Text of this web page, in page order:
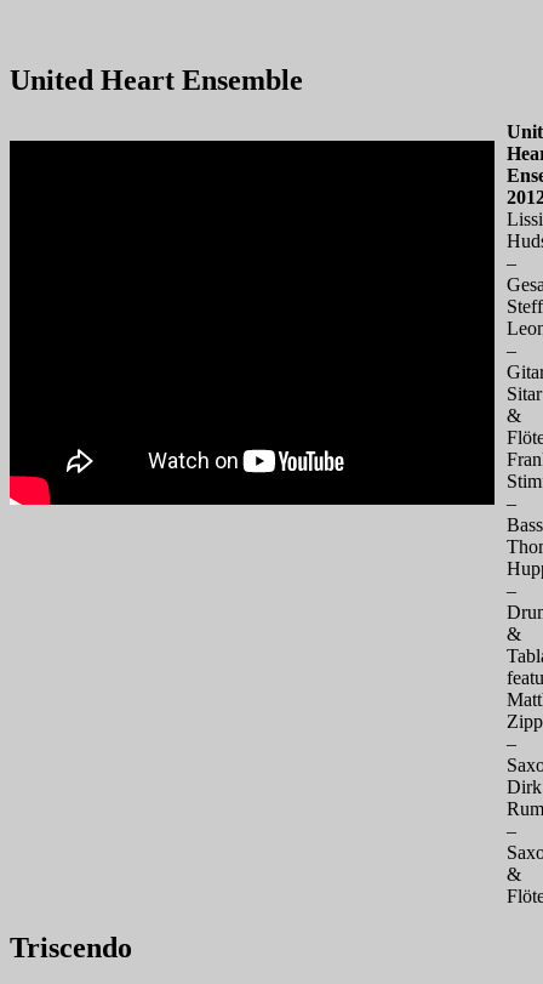
United Heart Ensemble
Lissi
–
–
Sitar
&
–
Bass
–
&
–
Dirk
–
&
Triscendo